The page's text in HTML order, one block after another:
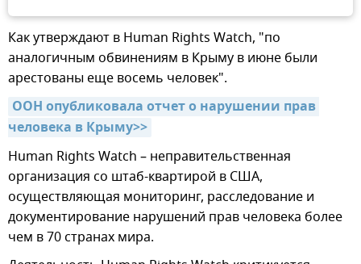
Как утверждают в Human Rights Watch, "по
аналогичным обвинениям в Крыму в июне были
арестованы еще восемь человек".
ООН опубликовала отчет о нарушении прав
человека в Крыму>>
Human Rights Watch – неправительственная
организация со штаб-квартирой в США,
осуществляющая мониторинг, расследование и
документирование нарушений прав человека более
чем в 70 странах мира.